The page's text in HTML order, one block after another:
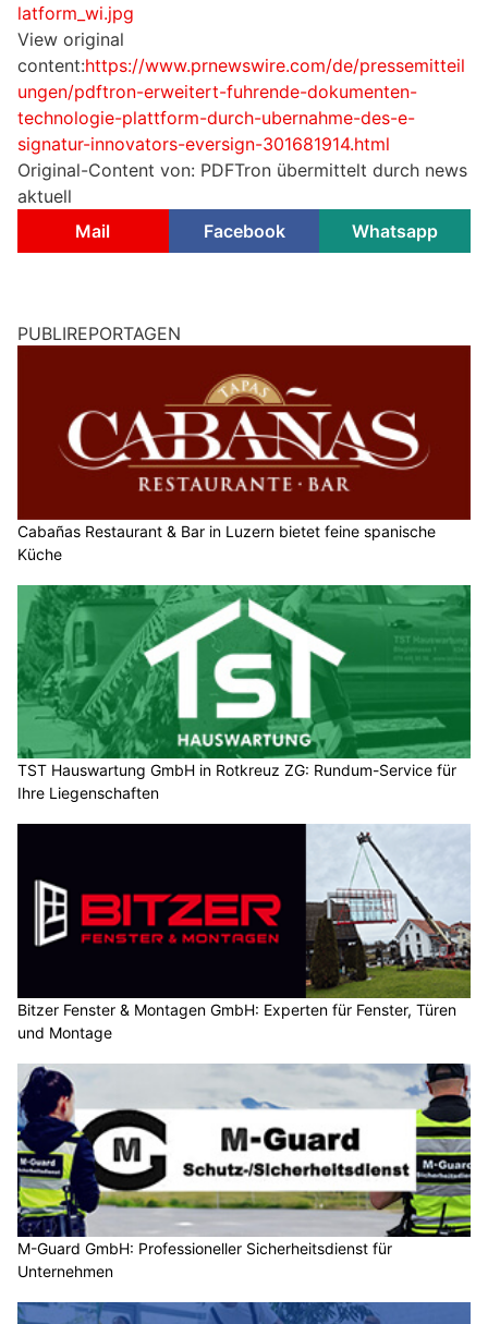
latform_wi.jpg
View original
content:https://www.prnewswire.com/de/pressemitteil
ungen/pdftron-erweitert-fuhrende-dokumenten-
technologie-plattform-durch-ubernahme-des-e-
signatur-innovators-eversign-301681914.html
Original-Content von: PDFTron übermittelt durch news
aktuell
Mail
Facebook Whatsapp
PUBLIREPORTAGEN
Cabañas Restaurant & Bar in Luzern bietet feine spanische
Küche
TST Hauswartung GmbH in Rotkreuz ZG: Rundum-Service für
Ihre Liegenschaften
Bitzer Fenster & Montagen GmbH: Experten für Fenster, Türen
und Montage
M-Guard GmbH: Professioneller Sicherheitsdienst für
Unternehmen